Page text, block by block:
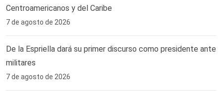
Centroamericanos y del Caribe
7 de agosto de 2026
De la Espriella dará su primer discurso como presidente ante
militares
7 de agosto de 2026